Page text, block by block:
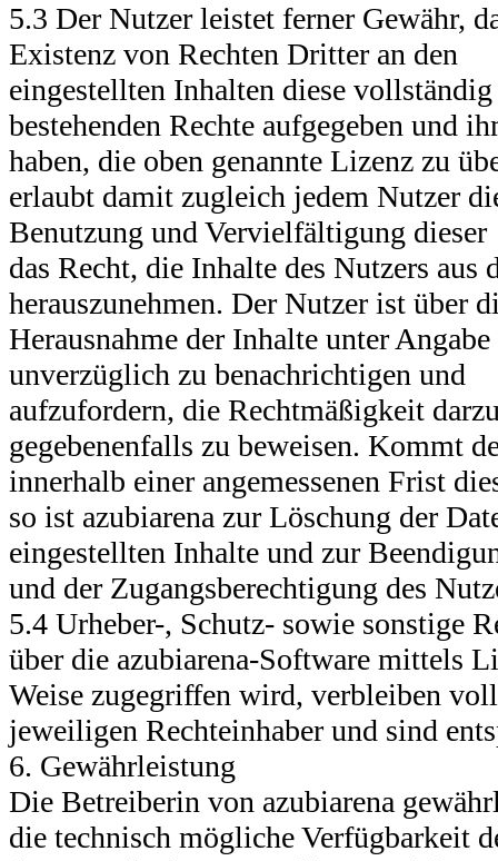
5.3 Der Nutzer leistet ferner Gewähr,
Existenz von Rechten Dritter an den
eingestellten Inhalten diese
bestehenden Rechte aufgegeben und
haben, die oben genannte Lizenz zu
erlaubt damit zugleich jedem Nutzer
Benutzung und Vervielfältigung dieser
das Recht, die Inhalte des Nutzers aus
herauszunehmen. Der Nutzer ist über
Herausnahme der Inhalte unter
unverzüglich zu benachrichtigen und
aufzufordern, die Rechtmäßigkeit
gegebenenfalls zu beweisen. Kommt
innerhalb einer angemessenen Frist
so ist azubiarena zur Löschung der
eingestellten Inhalte und zur
und der Zugangsberechtigung des
5.4 Urheber-, Schutz- sowie sonstige
über die azubiarena-Software mittels
Weise zugegriffen wird, verbleiben
jeweiligen Rechteinhaber und sind
6. Gewährleistung
Die Betreiberin von azubiarena
die technisch mögliche Verfügbarkeit